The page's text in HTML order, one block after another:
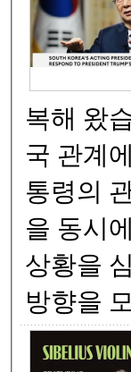
복해 왔
국 관계
통령의
을 동시
상황을
방향을